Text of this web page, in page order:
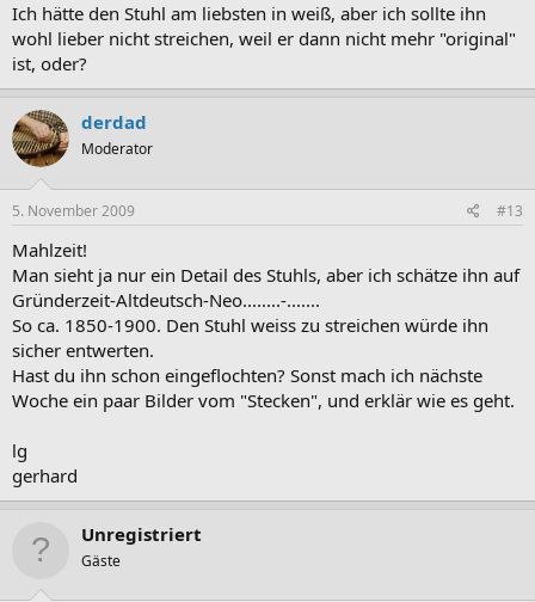
Ich hätte den Stuhl am liebsten in weiß, aber ich sollte ihn
wohl lieber nicht streichen, weil er dann nicht mehr "original"
ist, oder?
derdad
Moderator
5. November 2009 #13
Mahlzeit!
Man sieht ja nur ein Detail des Stuhls, aber ich schätze ihn auf
Gründerzeit-Altdeutsch-Neo........-.......
So ca. 1850-1900. Den Stuhl weiss zu streichen würde ihn
sicher entwerten.
Hast du ihn schon eingeflochten? Sonst mach ich nächste
Woche ein paar Bilder vom "Stecken", und erklär wie es geht.
lg
gerhard
Unregistriert
Gäste